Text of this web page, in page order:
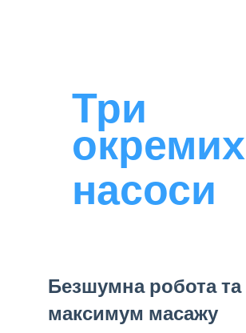
Три
окремих
насоси
Безшумна робота та
максимум масажу